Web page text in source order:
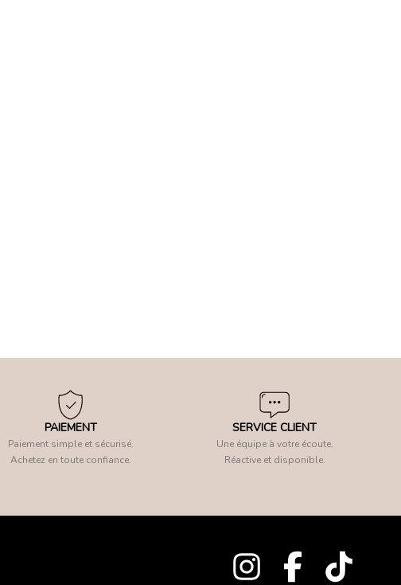
PAIEMENT
Paiement simple et sécurisé.
Achetez en toute confiance.
SERVICE CLIENT
Une équipe à votre écoute.
Réactive et disponible.